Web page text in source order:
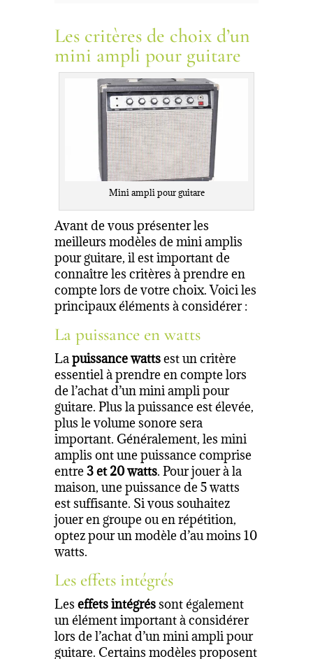
Les critères de choix d’un
mini ampli pour guitare
Mini ampli pour guitare
Avant de vous présenter les
meilleurs modèles de mini amplis
pour guitare, il est important de
connaître les critères à prendre en
compte lors de votre choix. Voici les
principaux éléments à considérer :
La puissance en watts
Lapuissance wattsest un critère
essentiel à prendre en compte lors
de l’achat d’un mini ampli pour
guitare. Plus la puissance est élevée,
plus le volume sonore sera
important. Généralement, les mini
amplis ont une puissance comprise
entre3 et 20 watts. Pour jouer à la
maison, une puissance de 5 watts
est suffisante. Si vous souhaitez
jouer en groupe ou en répétition,
optez pour un modèle d’au moins 10
watts.
Les effets intégrés
Leseffets intégréssont également
un élément important à considérer
lors de l’achat d’un mini ampli pour
guitare. Certains modèles proposent